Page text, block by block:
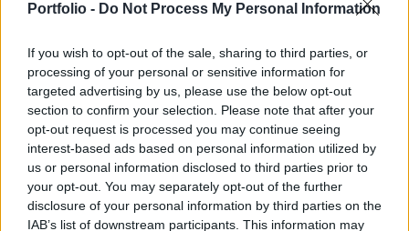
Portfolio - Do Not Process My Personal Information
If you wish to opt-out of the sale, sharing to third parties, or
processing of your personal or sensitive information for
targeted advertising by us, please use the below opt-out
section to confirm your selection. Please note that after your
opt-out request is processed you may continue seeing
interest-based ads based on personal information utilized by
us or personal information disclosed to third parties prior to
your opt-out. You may separately opt-out of the further
disclosure of your personal information by third parties on the
IAB’s list of downstream participants. This information may
írja a Bloomberg.
A Bloomberg által megkérdezett meteorológusok szerint az
Egyesült Királyságban, Franciaországban és
Németországban az átlagosnál magasabb hőmérséklet
várható, míg Skandináviában és Skócia északi részén
továbbra is extrém hideg lesz, Spanyolországban,
Törökországban és a Balkánon pedig a szokásosnál
melegebb idő várható a következő hetekben. Amy
Hodgson, az Atmospheric...